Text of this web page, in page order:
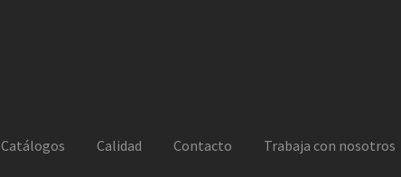
Catálogos Calidad Contacto Trabaja con nosotros